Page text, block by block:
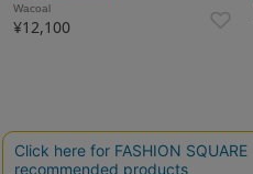
Wacoal
¥12,100